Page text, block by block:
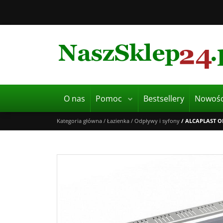
O nas Pomoc Bestsellery
Kategoria główna / Łazienka / Odpływy i syfony / ALCAPLAST